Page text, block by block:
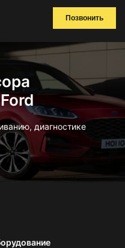
Позвонить
диагностике